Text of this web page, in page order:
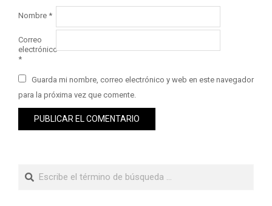
Nombre *
Correo
electrónico
*
Guarda mi nombre, correo electrónico y web en este navegador
para la próxima vez que comente.